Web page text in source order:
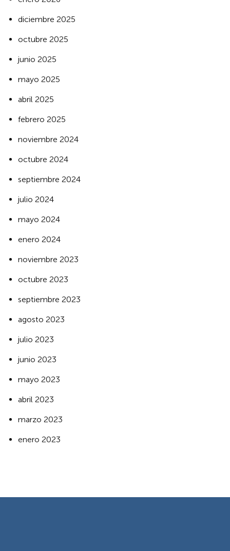
diciembre 2025
octubre 2025
junio 2025
mayo 2025
abril 2025
febrero 2025
noviembre 2024
octubre 2024
septiembre 2024
julio 2024
mayo 2024
enero 2024
noviembre 2023
octubre 2023
septiembre 2023
agosto 2023
julio 2023
junio 2023
mayo 2023
abril 2023
marzo 2023
enero 2023